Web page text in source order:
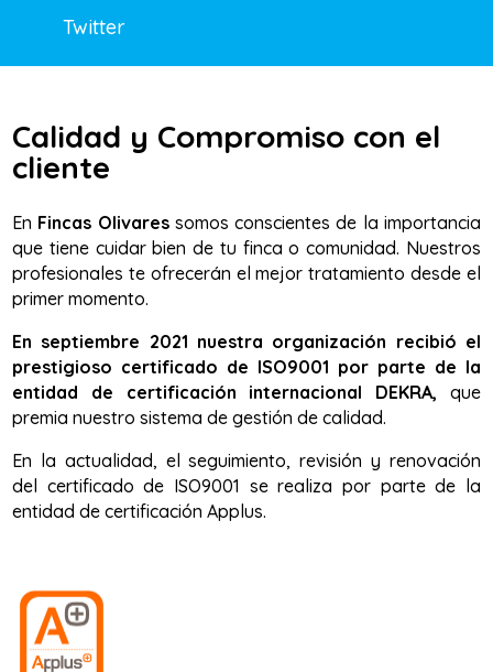
Twitter
Calidad y Compromiso con el
cliente
En Fincas Olivaressomos conscientes de la importancia
que tiene cuidar bien de tu finca o comunidad. Nuestros
profesionales te ofrecerán el mejor tratamiento desde el
primer momento.
En septiembre 2021 nuestra organización recibió el
prestigioso certificado de ISO9001 por parte de la
entidad de certificación internacional DEKRA, que
premia nuestro sistema de gestión de calidad.
En la actualidad, el seguimiento, revisión y renovación
del certificado de ISO9001 se realiza por parte de la
entidad de certificación Applus.